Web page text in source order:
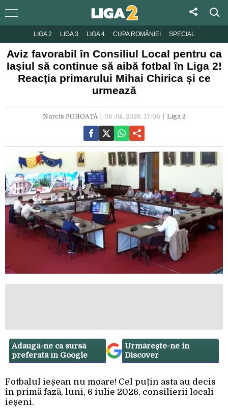
LIGA 2 LIGA 3 LIGA 4 CUPA ROMÂNIEI SPECIAL
Aviz favorabil în Consiliul Local pentru ca
Iașiul să continue să aibă fotbal în Liga 2!
Reacția primarului Mihai Chirica și ce
urmează
Narcis POHOAȚĂ 06 Jul. 2026, 17:06 Liga 2
Adaugă-ne ca sursă
preferată în Google
Urmărește-ne in
Discover
Fotbalul ieșean nu moare! Cel puțin asta au decis
în primă fază, luni, 6 iulie 2026, consilierii locali
ieșeni.